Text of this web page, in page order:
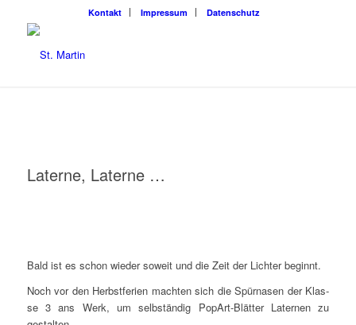
Kon­takt Impres­sum Daten­schutz
Later­ne, Laterne …
Bald ist es schon wie­der soweit und die Zeit der Lich­ter beginnt.
Noch vor den Herbst­fe­ri­en mach­ten sich die Spür­na­sen der Klas­
se 3 ans Werk, um selb­stän­dig Pop­Art-Blät­ter Later­nen zu